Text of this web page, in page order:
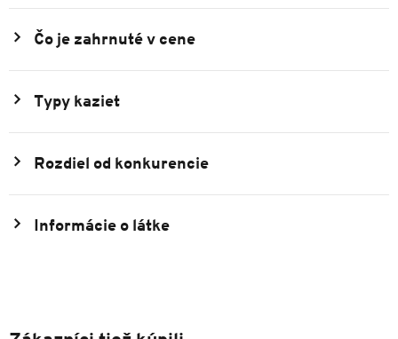
Čo je zahrnuté v cene
Typy kaziet
Rozdiel od konkurencie
Informácie o látke